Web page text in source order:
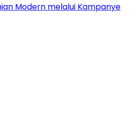
Modern melalui Kampanye